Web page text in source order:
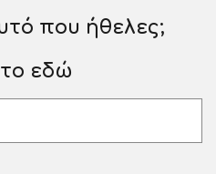
που ήθελες;
εδώ